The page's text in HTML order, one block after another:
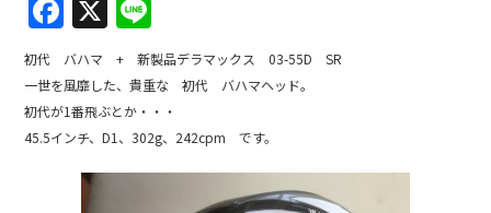
F
a
c
e
b
o
X
n
e
初代 バハマ + 新製品デラマックス 03-55D SR
一世を風靡した、貴重な 初代 バハマヘッド。
初代が1番飛ぶとか・・・
45.5インチ、D1、302g、242cpm です。